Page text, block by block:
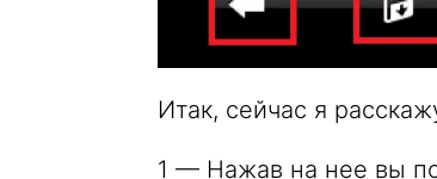
Итак, сейчас я
1 — Нажав на нее вы